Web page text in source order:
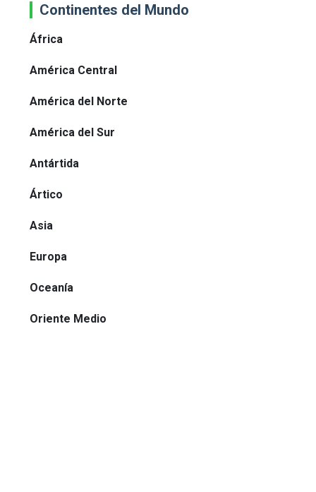
Continentes del Mundo
África
América Central
América del Norte
América del Sur
Antártida
Ártico
Asia
Europa
Oceanía
Oriente Medio